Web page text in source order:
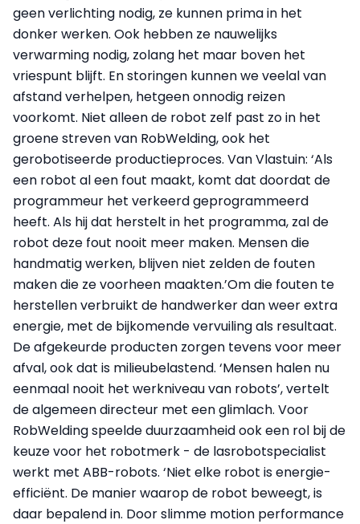
geen verlichting nodig, ze kunnen prima in het
donker werken. Ook hebben ze nauwelijks
verwarming nodig, zolang het maar boven het
vriespunt blijft. En storingen kunnen we veelal van
afstand verhelpen, hetgeen onnodig reizen
voorkomt. Niet alleen de robot zelf past zo in het
groene streven van RobWelding, ook het
gerobotiseerde productieproces. Van Vlastuin: ‘Als
een robot al een fout maakt, komt dat doordat de
programmeur het verkeerd geprogrammeerd
heeft. Als hij dat herstelt in het programma, zal de
robot deze fout nooit meer maken. Mensen die
handmatig werken, blijven niet zelden de fouten
maken die ze voorheen maakten.’Om die fouten te
herstellen verbruikt de handwerker dan weer extra
energie, met de bijkomende vervuiling als resultaat.
De afgekeurde producten zorgen tevens voor meer
afval, ook dat is milieubelastend. ‘Mensen halen nu
eenmaal nooit het werkniveau van robots’, vertelt
de algemeen directeur met een glimlach. Voor
RobWelding speelde duurzaamheid ook een rol bij de
keuze voor het robotmerk - de lasrobotspecialist
werkt met ABB-robots. ‘Niet elke robot is energie-
efficiënt. De manier waarop de robot beweegt, is
daar bepalend in. Door slimme motion performance